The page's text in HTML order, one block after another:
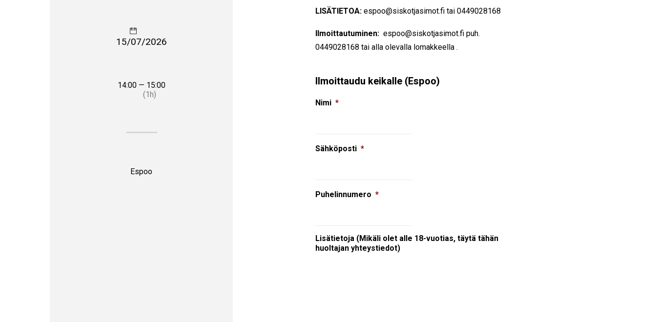
LISÄTIETOA:espoo@siskotjasimot.fi tai 0449028168
Ilmoittautuminen: espoo@siskotjasimot.fi puh.
0449028168 tai alla olevalla lomakkeella .
Ilmoittaudu keikalle (Espoo)
Nimi *
Sähköposti *
Puhelinnumero *
Lisätietoja (Mikäli olet alle 18-vuotias, täytä tähän
huoltajan yhteystiedot)
15/07/2026
14:00 — 15:00
(1h)
Espoo